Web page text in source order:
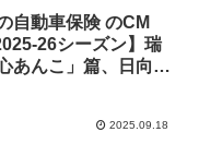
自動車保険 のCM
26シーズン】瑞
あんこ」篇、日向選
2025.09.18